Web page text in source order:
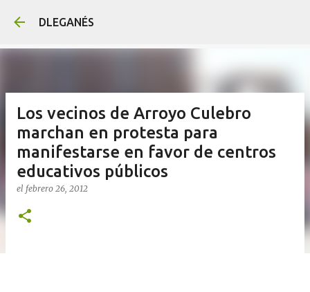
DLEGANÉS
Los vecinos de Arroyo Culebro
marchan en protesta para
manifestarse en favor de centros
educativos públicos
el febrero 26, 2012